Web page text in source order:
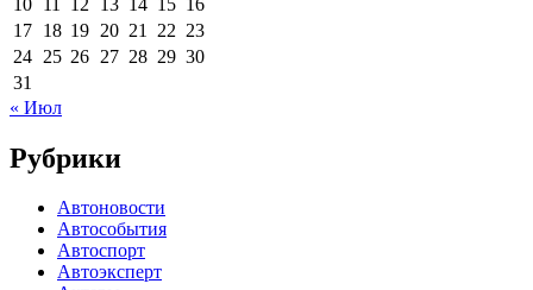
17 18 19 20 21 22 23
24 25 26 27 28 29 30
31
« Июл
Рубрики
Автоновости
Автособытия
Автоспорт
Автоэксперт